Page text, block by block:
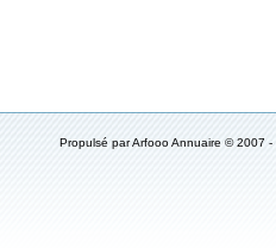
Propulsé parArfooo Annuaire © 2007